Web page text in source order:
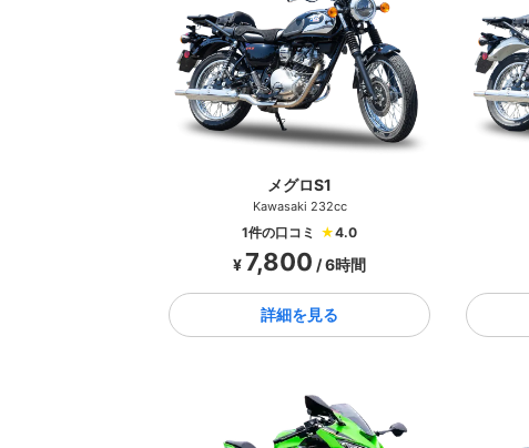
メグロS1
Kawasaki 232cc
1件の口コミ ★4.0
¥7,800 / 6時間
詳細を見る